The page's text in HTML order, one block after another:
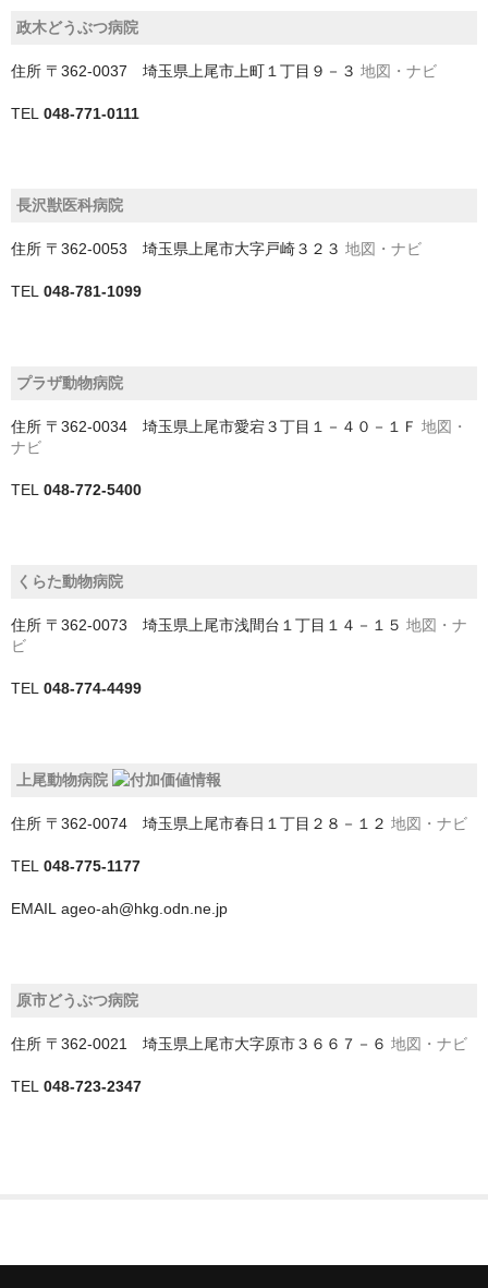
長生郡長生村
香取市
香取郡多古町
鴨川市
和歌山県
さいたま市
ふじみ野市
政木どうぶつ病院
住所 〒362-0037 埼玉県上尾市上町１丁目９－３ 地図・ナビ
TEL 048-771-0111
長沢獣医科病院
住所 〒362-0053 埼玉県上尾市大字戸崎３２３ 地図・ナビ
TEL 048-781-1099
プラザ動物病院
住所 〒362-0034 埼玉県上尾市愛宕３丁目１－４０－１Ｆ 地図・
ナビ
TEL 048-772-5400
くらた動物病院
住所 〒362-0073 埼玉県上尾市浅間台１丁目１４－１５ 地図・ナ
ビ
TEL 048-774-4499
上尾動物病院
住所 〒362-0074 埼玉県上尾市春日１丁目２８－１２ 地図・ナビ
TEL 048-775-1177
EMAIL ageo-ah@hkg.odn.ne.jp
原市どうぶつ病院
住所 〒362-0021 埼玉県上尾市大字原市３６６７－６ 地図・ナビ
TEL 048-723-2347